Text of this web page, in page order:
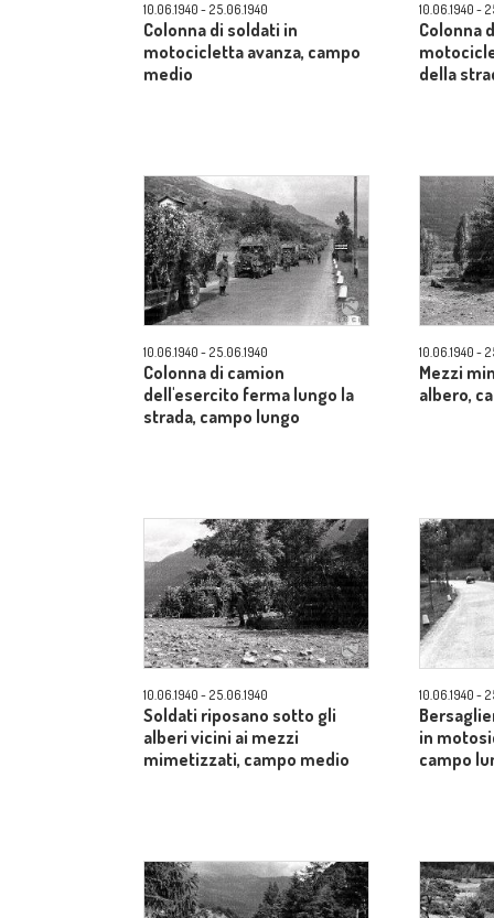
10.06.1940 - 25.06.1940
Colonna di soldati in
motocicletta avanza, campo
medio
10.06.1940 -
Colonna
della
10.06.1940 - 25.06.1940
Colonna di camion
dell'esercito ferma lungo la
strada, campo lungo
10.06.1940 -
Mezzi
albero,
10.06.1940 - 25.06.1940
Soldati riposano sotto gli
alberi vicini ai mezzi
mimetizzati, campo medio
10.06.1940 -
in
campo